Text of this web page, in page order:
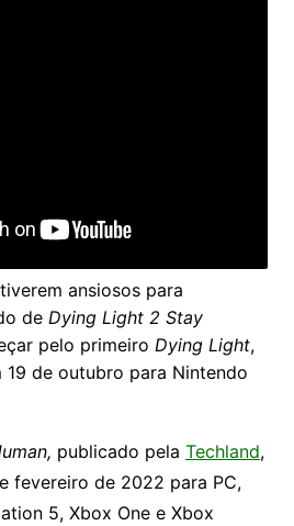
ansiosos para
de Dying Light 2 Stay
pelo primeiro Dying Light,
19 de outubro para Nintendo
publicado pela Techland,
fevereiro de 2022 para PC,
5, Xbox One e Xbox